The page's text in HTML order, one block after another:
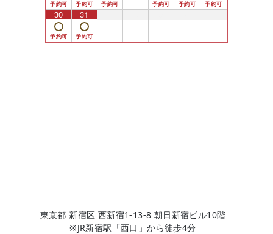
30 31
東京都 新宿区 西新宿1-13-8 朝日新宿ビル10階
※JR新宿駅「西口」から徒歩4分